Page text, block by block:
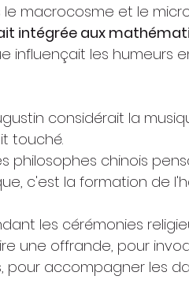
macrocosme et le
intégrée aux
influençait les humeurs
considérait la
touché.
philosophes chinois
c'est la formation de
les cérémonies
une offrande, pour
pour accompagner les